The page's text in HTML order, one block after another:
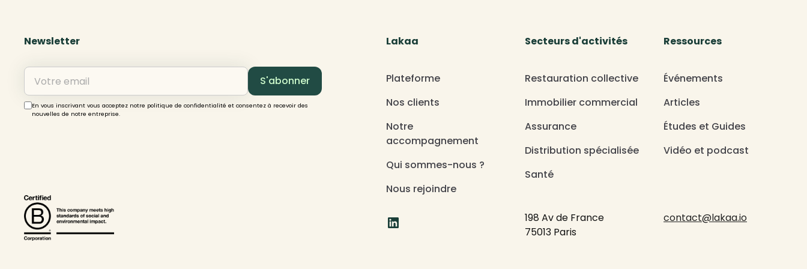
Newsletter
En vous inscrivant vous acceptez notre politique de confidentialité et consentez à recevoir des
nouvelles de notre entreprise.
Lakaa
Plateforme
Nos clients
Notre
accompagnement
Qui sommes-nous ?
Nous rejoindre
Secteurs d'activités
Restauration collective
Immobilier commercial
Assurance
Distribution spécialisée
Santé
Ressources
Événements
Articles
Études et Guides
Vidéo et podcast
198 Av de France
75013 Paris
contact@lakaa.io